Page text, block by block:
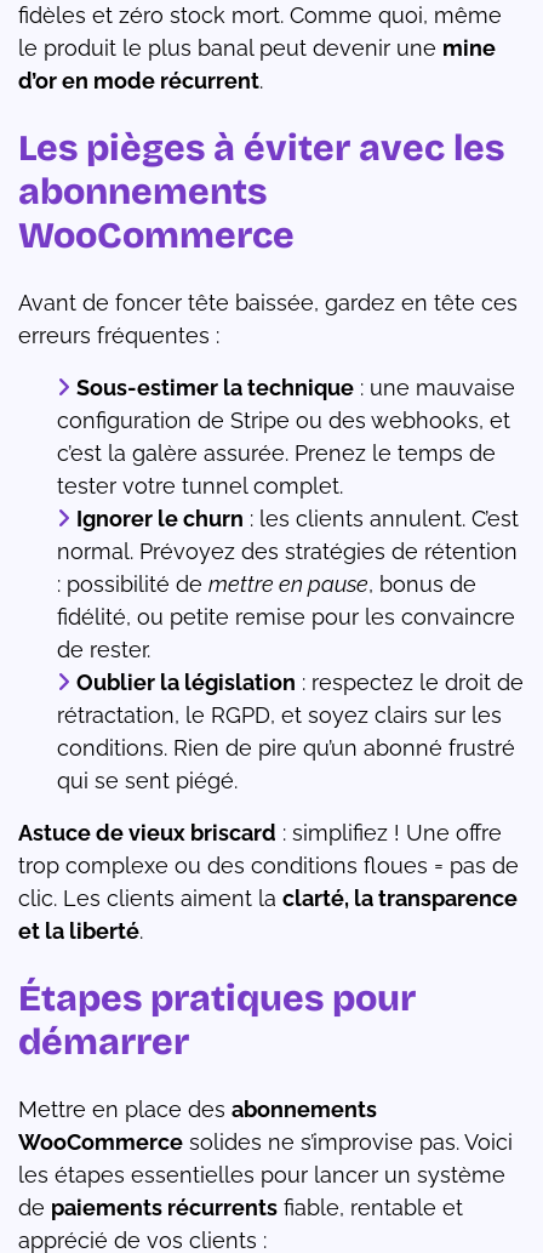
fidèles et zéro stock mort. Comme quoi, même
le produit le plus banal peut devenir une mine
d’or en mode récurrent.
Les pièges à éviter avec les
abonnements
WooCommerce
Avant de foncer tête baissée, gardez en tête ces
erreurs fréquentes :
Sous-estimer la technique : une mauvaise
configuration de Stripe ou des webhooks, et
c’est la galère assurée. Prenez le temps de
tester votre tunnel complet.
Ignorer le churn : les clients annulent. C’est
normal. Prévoyez des stratégies de rétention
: possibilité de mettre en pause, bonus de
fidélité, ou petite remise pour les convaincre
de rester.
Oublier la législation : respectez le droit de
rétractation, le RGPD, et soyez clairs sur les
conditions. Rien de pire qu’un abonné frustré
qui se sent piégé.
Astuce de vieux briscard : simplifiez ! Une offre
trop complexe ou des conditions floues = pas de
clic. Les clients aiment la clarté, la transparence
et la liberté.
Étapes pratiques pour
démarrer
Mettre en place des abonnements
WooCommerce solides ne s’improvise pas. Voici
les étapes essentielles pour lancer un système
de paiements récurrents fiable, rentable et
apprécié de vos clients :